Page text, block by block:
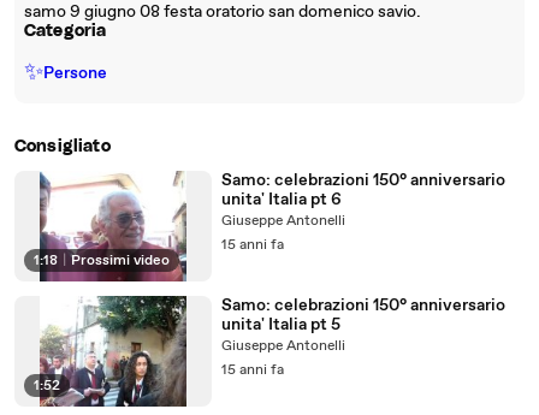
samo 9 giugno 08 festa oratorio san domenico savio.
Categoria
✨Persone
Consigliato
1:18 Prossimi video
Samo: celebrazioni 150° anniversario
unita' Italia pt 6
Giuseppe Antonelli
15 anni fa
1:52
Samo: celebrazioni 150° anniversario
unita' Italia pt 5
Giuseppe Antonelli
15 anni fa